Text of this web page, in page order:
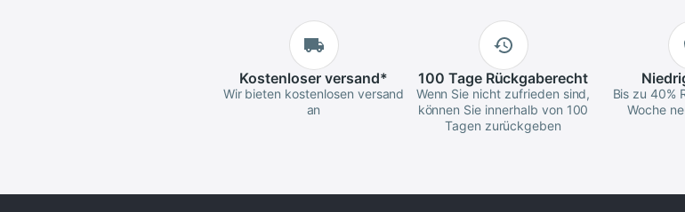
Kostenloserversand*
Wir bieten kostenlosen versand
an
100 TageRückgaberecht
Wenn Sie nicht zufrieden sind,
können Sie innerhalb von 100
Tagen zurückgeben
Bis zu 40%
Woche